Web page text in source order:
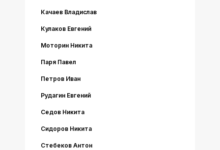
Качаев Владислав
Кулаков Евгений
Моторин Никита
Паря Павел
Петров Иван
Рудагин Евгений
Седов Никита
Сидоров Никита
Стебеков Антон